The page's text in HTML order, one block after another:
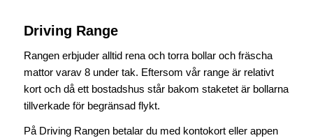
Driving Range
Rangen erbjuder alltid rena och torra bollar och fräscha
mattor varav 8 under tak. Eftersom vår range är relativt
kort och då ett bostadshus står bakom staketet är bollarna
tillverkade för begränsad flykt.
På Driving Rangen betalar du med kontokort eller appen